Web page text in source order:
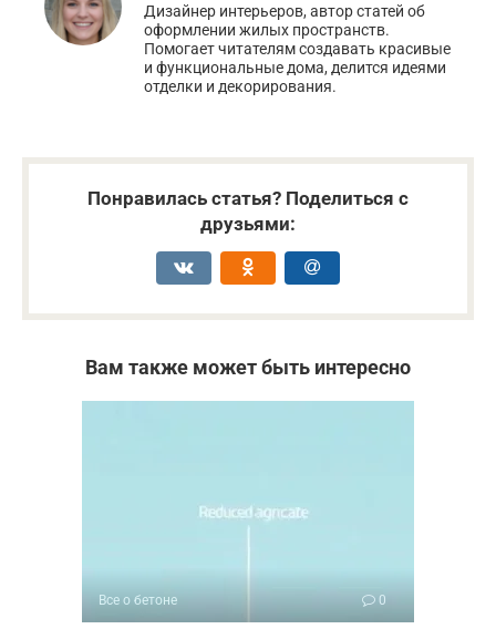
Дизайнер интерьеров, автор статей об
оформлении жилых пространств.
Помогает читателям создавать красивые
и функциональные дома, делится идеями
отделки и декорирования.
Понравилась статья? Поделиться с
друзьями:
Вам также может быть интересно
Все о бетоне 0